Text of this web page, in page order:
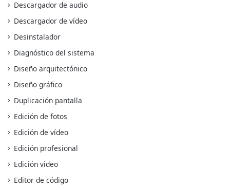
Descargador de audio
Descargador de vídeo
Desinstalador
Diagnóstico del sistema
Diseño arquitectónico
Diseño gráfico
Duplicación pantalla
Edición de fotos
Edición de vídeo
Edición profesional
Edición video
Editor de código